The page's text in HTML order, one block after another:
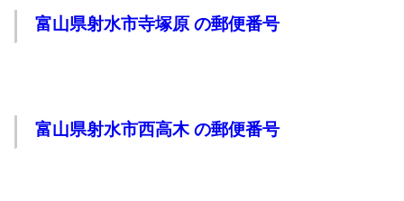
富山県射水市寺塚原 の郵便番号
富山県射水市西高木 の郵便番号